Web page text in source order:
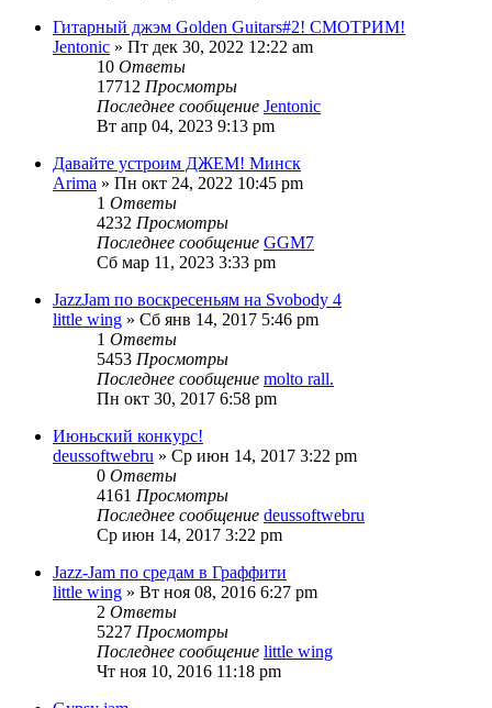
Гитарный джэм Golden Guitars#2! СМОТРИМ!
Jentonic » Пт дек 30, 2022 12:22 am
10 Ответы
17712 Просмотры
Последнее сообщение Jentonic
Вт апр 04, 2023 9:13 pm
Давайте устроим ДЖЕМ! Минск
Arima » Пн окт 24, 2022 10:45 pm
1 Ответы
4232 Просмотры
Последнее сообщение GGM7
Сб мар 11, 2023 3:33 pm
JazzJam по воскресеньям на Svobody 4
little wing » Сб янв 14, 2017 5:46 pm
1 Ответы
5453 Просмотры
Последнее сообщение molto rall.
Пн окт 30, 2017 6:58 pm
Июньский конкурс!
deussoftwebru » Ср июн 14, 2017 3:22 pm
0 Ответы
4161 Просмотры
Последнее сообщение deussoftwebru
Ср июн 14, 2017 3:22 pm
Jazz-Jam по средам в Граффити
little wing » Вт ноя 08, 2016 6:27 pm
2 Ответы
5227 Просмотры
Последнее сообщение little wing
Чт ноя 10, 2016 11:18 pm